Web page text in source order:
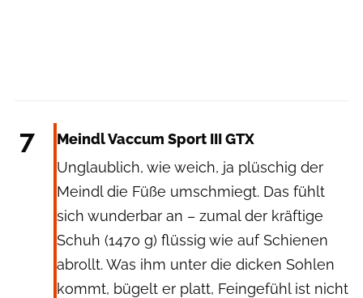
7
Meindl Vaccum Sport III GTX
Unglaublich, wie weich, ja plüschig der
Meindl die Füße umschmiegt. Das fühlt
sich wunderbar an – zumal der kräftige
Schuh (1470 g) flüssig wie auf Schienen
abrollt. Was ihm unter die dicken Sohlen
kommt, bügelt er platt, Feingefühl ist nicht